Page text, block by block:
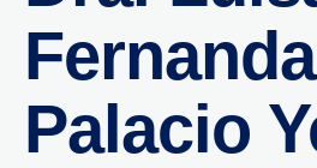
Fernanda
Palacio